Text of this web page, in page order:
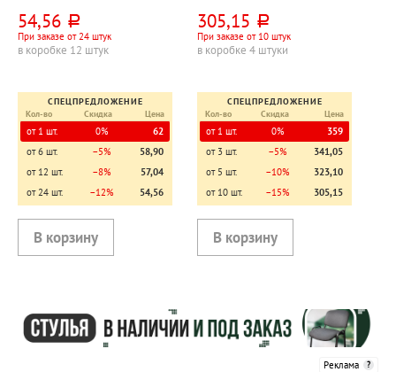
натрия 15%, пластик.
бутылка
54,56 руб.
При заказе от 24 штук
в коробке 12 штук
СПЕЦПРЕДЛОЖЕНИЕ
Кол-во
Скидка Цена
от 1 шт. 0%
62
от 6 шт.
−5%
58,90
от 12 шт.
−8%
57,04
от 24 шт.
−12% 54,56
эффектом, канистра
305,15 руб.
При заказе от 10 штук
в коробке 4 штуки
СПЕЦПРЕДЛОЖЕНИЕ
Кол-во
Скидка Цена
от 1 шт. 0%
359
от 3 шт.
−5%
341,05
от 5 шт.
−10%
323,10
от 10 шт.
−15% 305,15
Реклама